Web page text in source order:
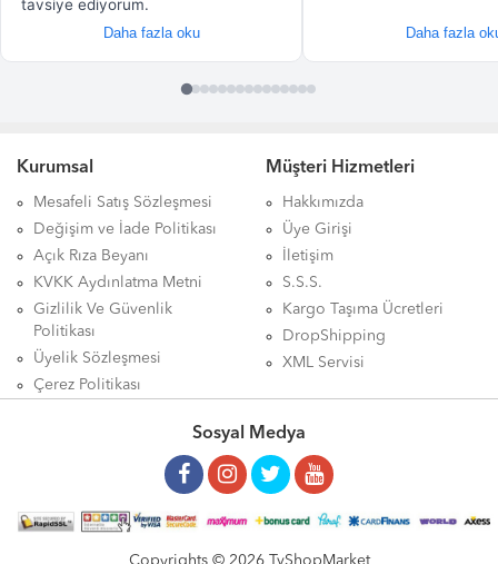
Kurumsal
Mesafeli Satış Sözleşmesi
Değişim ve İade Politikası
Açık Rıza Beyanı
KVKK Aydınlatma Metni
Gizlilik Ve Güvenlik
Politikası
Üyelik Sözleşmesi
Çerez Politikası
Müşteri Hizmetleri
Hakkımızda
Üye Girişi
İletişim
S.S.S.
Kargo Taşıma Ücretleri
DropShipping
XML Servisi
Sosyal Medya
Copyrights © 2026 TvShopMarket